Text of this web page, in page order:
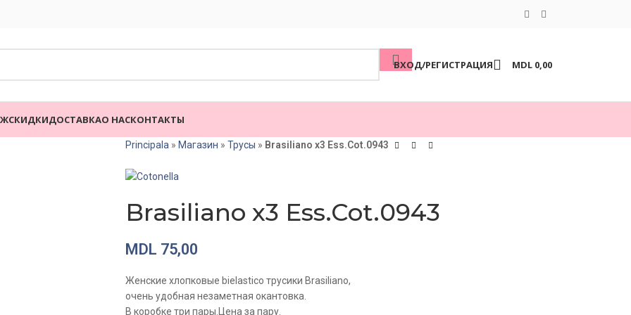
ВХОД/РЕГИСТРАЦИЯ MDL 0,00
СКИДКИДОСТАВКАО НАСКОНТАКТЫ
Principala » Магазин » Трусы » Brasiliano x3 Ess.Cot.0943
Brasiliano x3 Ess.Cot.0943
MDL 75,00
Женские хлопковые bielastico трусики Brasiliano,
очень удобная незаметная окантовка.
В коробке три пары.Цена за пару.